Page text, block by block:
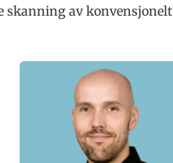
skanning av konvensjonelt